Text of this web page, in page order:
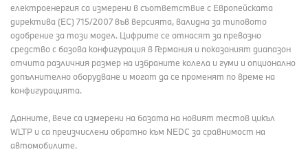
електроенергия са измерени в съответствие с Европейската
директива (EC) 715/2007 във версията, валидна за типовото
одобрение за този модел. Цифрите се отнасят за превозно
средство с базова конфигурация в Германия и показаният диапазон
отчита различния размер на избраните колела и гуми и опционално
допълнително оборудване и могат да се променят по време на
конфигурацията.
Данните, вече са измерени на базата на новият тестов цикъл
WLTP и са преизчислени обратно към NEDC за сравнимост на
автомобилите.